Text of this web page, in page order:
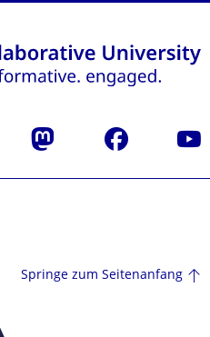
Mastodon Facebook
Springe zum Seitenanfang